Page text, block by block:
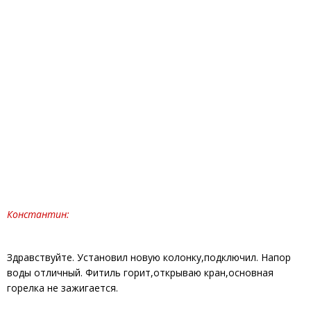
Константин:
Здравствуйте. Установил новую колонку,подключил. Напор
воды отличный. Фитиль горит,открываю кран,основная
горелка не зажигается.